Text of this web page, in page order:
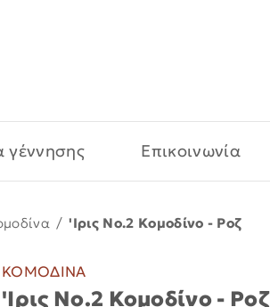
γέννησης Επικοινωνία
/ 'Ιρις Νο.2 Κομοδίνο - Ροζ
ΚΟΜΟΔΙΝΑ
'Ιρις Νο.2 Κομοδίνο - Ροζ